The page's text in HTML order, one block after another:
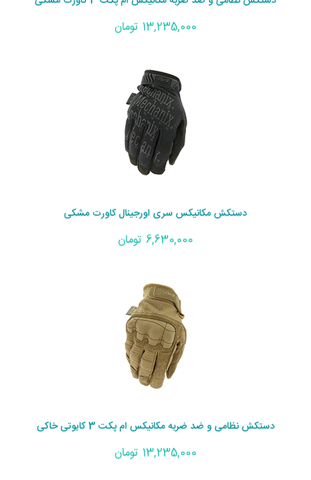
13,235,000 تومان
دستکش مکانیکس سری اورجینال کاورت مشکی
6,630,000 تومان
دستکش نظامی و ضد ضربه مکانیکس ام پکت 3 کایوتی خاکی
13,235,000 تومان